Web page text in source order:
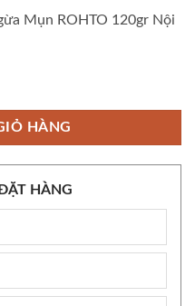
Mụn ROHTO 120gr Nội
Ngừa Mụn ROHTO 120gr
HÀNG
HÀNG